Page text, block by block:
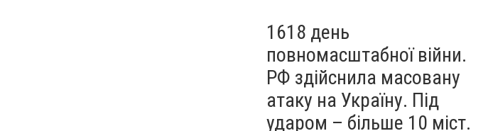
1618 день
повномасштабної війни.
РФ здійснила масовану
атаку на Україну. Під
ударом – більше 10 міст.